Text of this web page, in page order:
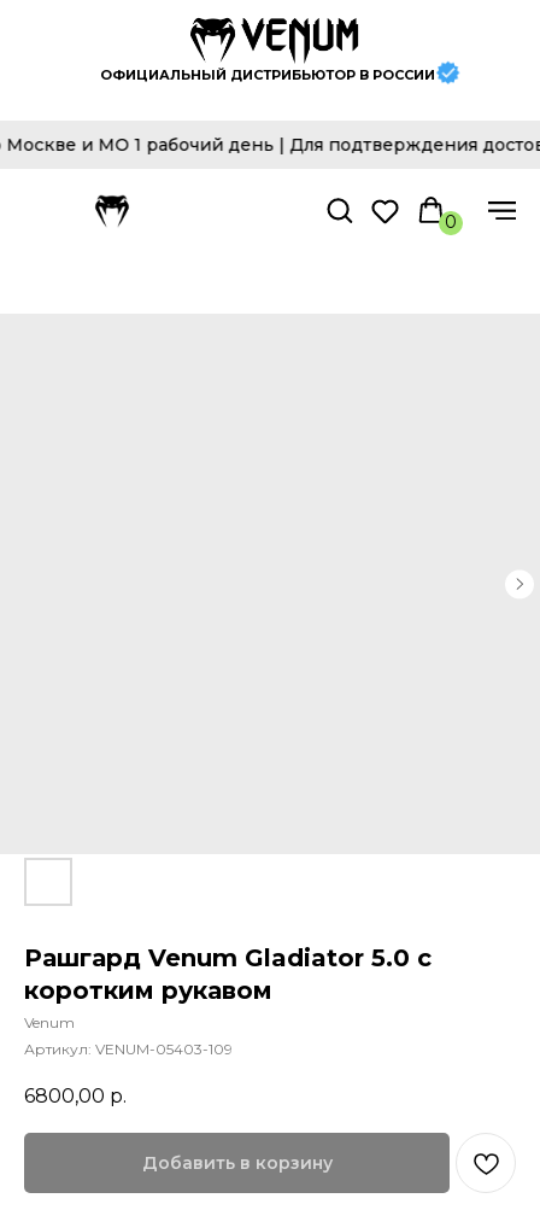
ОФИЦИАЛЬНЫЙ ДИСТРИБЬЮТОР В РОССИИ
и МО 1 рабочий день | Для подтверждения
0
Рашгард Venum Gladiator 5.0 с
коротким рукавом
Venum
Артикул: VENUM-05403-109
6800,00 р.
Добавить в корзину